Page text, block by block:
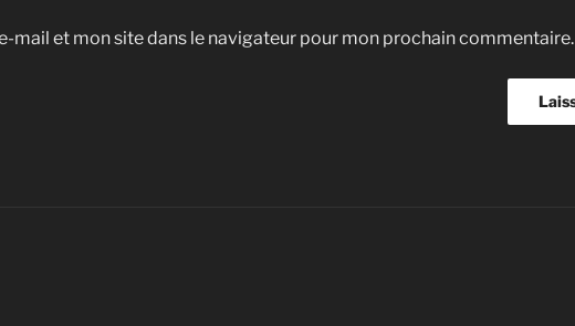
mail et mon site dans le navigateur pour mon prochain commentaire.